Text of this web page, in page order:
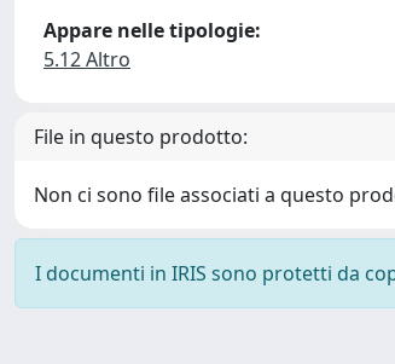
Appare nelle tipologie:
5.12 Altro
File in questo prodotto:
Non ci sono file associati a questo
I documenti in IRIS sono protetti da